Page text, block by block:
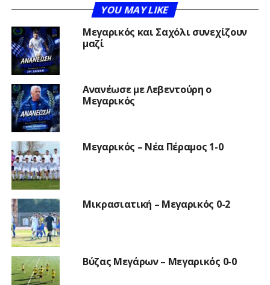
YOU MAY LIKE
Μεγαρικός και Σαχόλι συνεχίζουν
μαζί
Ανανέωσε με Λεβεντούρη ο
Μεγαρικός
Μεγαρικός – Νέα Πέραμος 1-0
Μικρασιατική – Μεγαρικός 0-2
Βύζας Μεγάρων – Μεγαρικός 0-0